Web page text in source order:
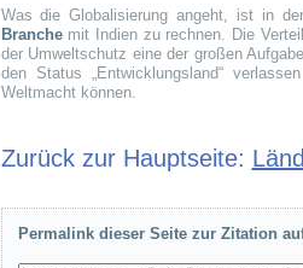
Was die Globalisierung angeht, ist in
Branchemit Indien zu rechnen. Die
der Umweltschutz eine der großen
den Status „Entwicklungsland“
Weltmacht können.
Zurück zur Hauptseite:
Permalink dieser Seite zur Zitation